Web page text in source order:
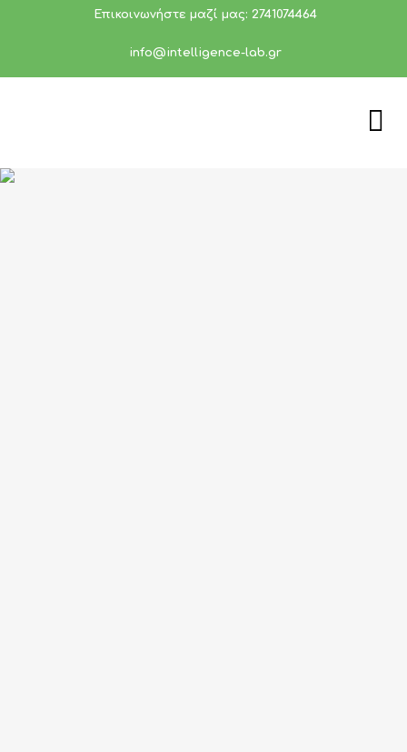
Επικοινωνήστε μαζί μας: 2741074464
info@intelligence-lab.gr